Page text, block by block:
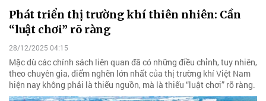
Phát triển thị trường khí thiên nhiên: Cần
“luật chơi” rõ ràng
28/12/2025 04:15
Mặc dù các chính sách liên quan đã có những điều chỉnh, tuy nhiên,
theo chuyên gia, điểm nghẽn lớn nhất của thị trường khí Việt Nam
hiện nay không phải là thiếu nguồn, mà là thiếu “luật chơi” rõ ràng.